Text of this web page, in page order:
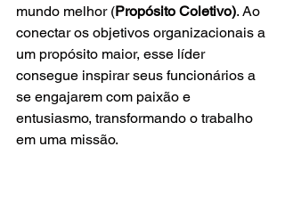
mundo melhor (Propósito Coletivo). Ao
conectar os objetivos organizacionais a
um propósito maior, esse líder
consegue inspirar seus funcionários a
se engajarem com paixão e
entusiasmo, transformando o trabalho
em uma missão.